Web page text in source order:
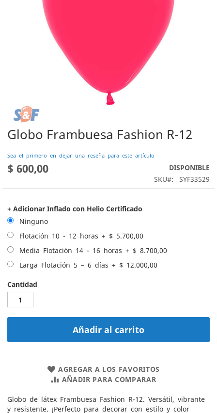
Globo Frambuesa Fashion R-12
Sea el primero en dejar una reseña para este artículo
$ 600,00 DISPONIBLE
SKU SYF33529
+ Adicionar Inflado con Helio Certificado
Ninguno
Flotación 10 - 12 horas + $ 5.700,00
Media Flotación 14 - 16 horas + $ 8.700,00
Larga Flotación 5 – 6 días + $ 12.000,00
Cantidad
Añadir al carrito
AGREGAR A LOS FAVORITOS
AÑADIR PARA COMPARAR
Globo de látex Frambuesa Fashion R-12. Versátil, vibrante
y resistente. ¡Perfecto para decorar con estilo y color
Saltar
la
de